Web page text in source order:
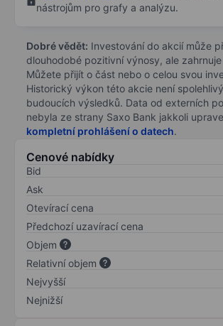
nástrojům pro grafy a analýzu.
Dobré vědět: Investování do akcií může
dlouhodobé pozitivní výnosy, ale
Můžete přijít o část nebo o celou svou
Historický výkon této akcie není
budoucích výsledků. Data od externích
nebyla ze strany Saxo Bank jakkoli
kompletní prohlášení o datech.
Cenové nabídky
Bid
Ask
Otevírací cena
Předchozí uzavírací cena
Objem
Relativní objem
Nejvyšší
Nejnižší